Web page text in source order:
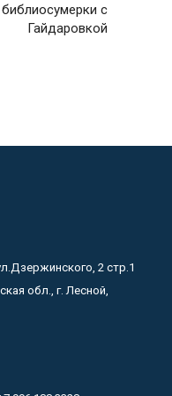
с
Гайдаровкой
2 стр.1
обл., г. Лесной,